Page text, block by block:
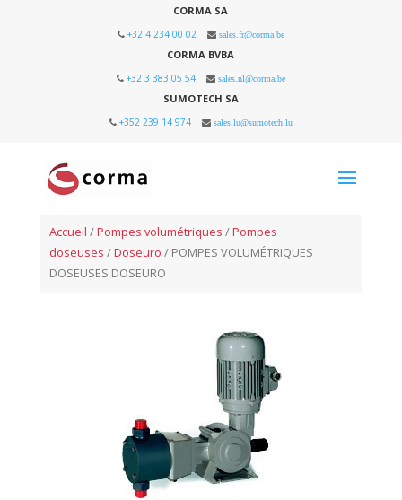
CORMA SA
+32 4 234 00 02 sales.fr@corma.be
CORMA BVBA
+32 3 383 05 54 sales.nl@corma.be
SUMOTECH SA
+352 239 14 974 sales.lu@sumotech.lu
Accueil /Pompes volumétriques /Pompes
doseuses /Doseuro / POMPES VOLUMÉTRIQUES
DOSEUSES DOSEURO